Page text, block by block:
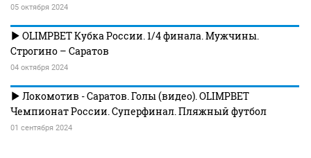
05 октября 2024
OLIMPBET Кубка России. 1/4 финала. Мужчины.
Строгино – Саратов
04 октября 2024
Локомотив - Саратов. Голы (видео). OLIMPBET
Чемпионат России. Суперфинал. Пляжный футбол
01 сентября 2024